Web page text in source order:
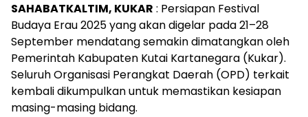
SAHABATKALTIM, KUKAR : Persiapan Festival
Budaya Erau 2025 yang akan digelar pada 21–28
September mendatang semakin dimatangkan oleh
Pemerintah Kabupaten Kutai Kartanegara (Kukar).
Seluruh Organisasi Perangkat Daerah (OPD) terkait
kembali dikumpulkan untuk memastikan kesiapan
masing-masing bidang.